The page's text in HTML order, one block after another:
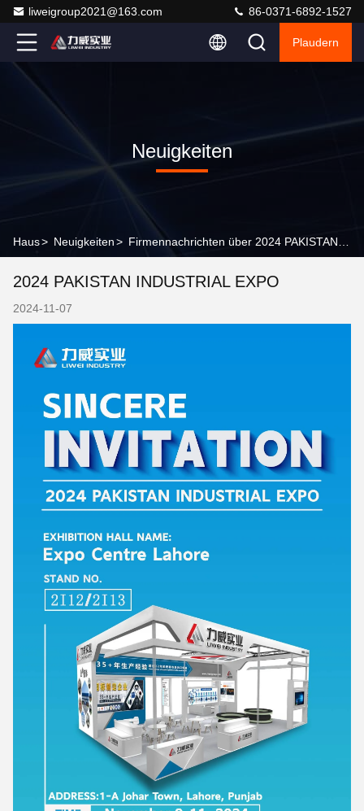
liweigroup2021@163.com 86-0371-6892-1527
Plaudern
Neuigkeiten
Haus> Neuigkeiten>
2024 PAKISTAN INDUSTRIAL EXPO
2024-11-07